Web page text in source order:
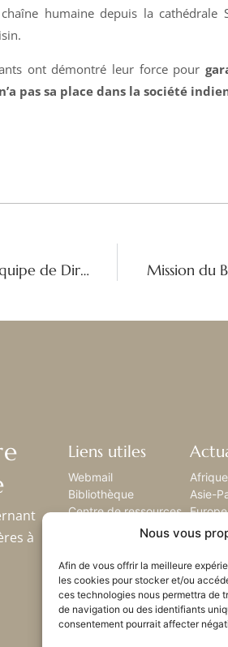
Nous vous
Afin de vous offrir la meilleure
les cookies pour stocker et/ou
ces technologies nous permettra de
de navigation ou des identifiants
consentement pourrait affecter
humaine depuis la cathédrale
ont démontré leur force pour
pas sa place dans la société
'Des étincelles d'espoir ': Message de Noël de L'équipe de Direction de la Congrégation
à
Liens utiles
Webmail
Bibliothèque
Centre de ressources
Envoyez-nous votre
Plan du site
Asie-
Europe